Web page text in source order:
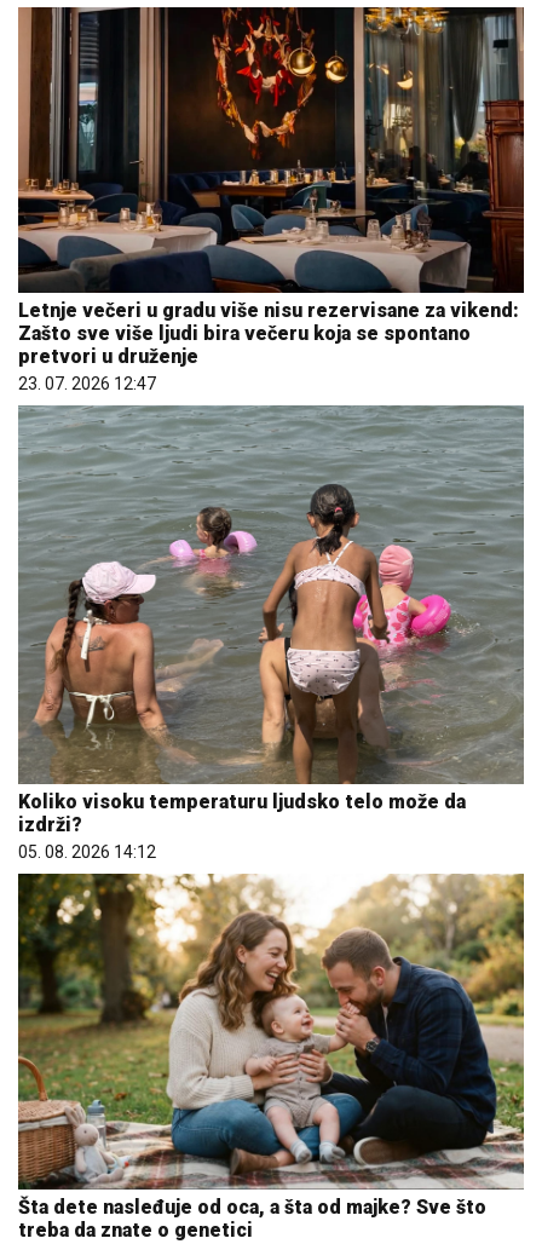
Letnje večeri u gradu više nisu rezervisane za vikend:
Zašto sve više ljudi bira večeru koja se spontano
pretvori u druženje
23. 07. 2026 12:47
Koliko visoku temperaturu ljudsko telo može da
izdrži?
05. 08. 2026 14:12
Šta dete nasleđuje od oca, a šta od majke? Sve što
treba da znate o genetici